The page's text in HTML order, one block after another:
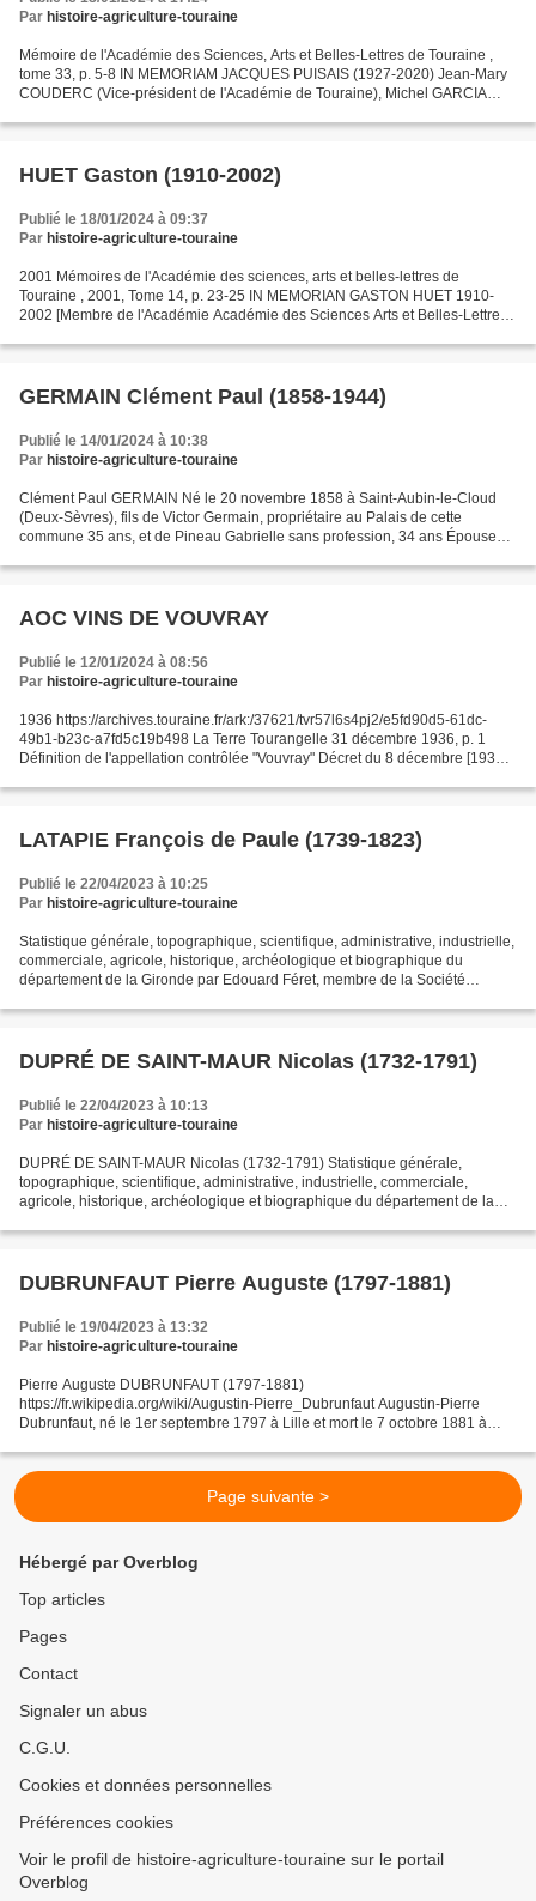
Par histoire-agriculture-touraine
Mémoire de l'Académie des Sciences, Arts et Belles-Lettres de Touraine ,
tome 33, p. 5-8 IN MEMORIAM JACQUES PUISAIS (1927-2020) Jean-Mary
COUDERC (Vice-président de l'Académie de Touraine), Michel GARCIA
HUET Gaston (1910-2002)
Publié le 18/01/2024 à 09:37
Par histoire-agriculture-touraine
2001 Mémoires de l'Académie des sciences, arts et belles-lettres de
Touraine , 2001, Tome 14, p. 23-25 IN MEMORIAN GASTON HUET 1910-
2002 [Membre de l'Académie Académie des Sciences Arts et Belles-Lettres
GERMAIN Clément Paul (1858-1944)
Publié le 14/01/2024 à 10:38
Par histoire-agriculture-touraine
Clément Paul GERMAIN Né le 20 novembre 1858 à Saint-Aubin-le-Cloud
(Deux-Sèvres), fils de Victor Germain, propriétaire au Palais de cette
commune 35 ans, et de Pineau Gabrielle sans profession, 34 ans Épouse
AOC VINS DE VOUVRAY
Publié le 12/01/2024 à 08:56
Par histoire-agriculture-touraine
1936 https://archives.touraine.fr/ark:/37621/tvr57l6s4pj2/e5fd90d5-61dc-
49b1-b23c-a7fd5c19b498 La Terre Tourangelle 31 décembre 1936, p. 1
Définition de l'appellation contrôlée "Vouvray" Décret du 8 décembre [1936]
LATAPIE François de Paule (1739-1823)
Publié le 22/04/2023 à 10:25
Par histoire-agriculture-touraine
Statistique générale, topographique, scientifique, administrative, industrielle,
commerciale, agricole, historique, archéologique et biographique du
département de la Gironde par Edouard Féret, membre de la Société
DUPRÉ DE SAINT-MAUR Nicolas (1732-1791)
Publié le 22/04/2023 à 10:13
Par histoire-agriculture-touraine
DUPRÉ DE SAINT-MAUR Nicolas (1732-1791) Statistique générale,
topographique, scientifique, administrative, industrielle, commerciale,
agricole, historique, archéologique et biographique du département de la
DUBRUNFAUT Pierre Auguste (1797-1881)
Publié le 19/04/2023 à 13:32
Par histoire-agriculture-touraine
Pierre Auguste DUBRUNFAUT (1797-1881)
https://fr.wikipedia.org/wiki/Augustin-Pierre_Dubrunfaut Augustin-Pierre
Dubrunfaut, né le 1er septembre 1797 à Lille et mort le 7 octobre 1881 à
Page suivante >
Hébergé par Overblog
Top articles
Pages
Contact
Signaler un abus
C.G.U.
Cookies et données personnelles
Préférences cookies
Voir le profil de histoire-agriculture-touraine sur le portail
Overblog